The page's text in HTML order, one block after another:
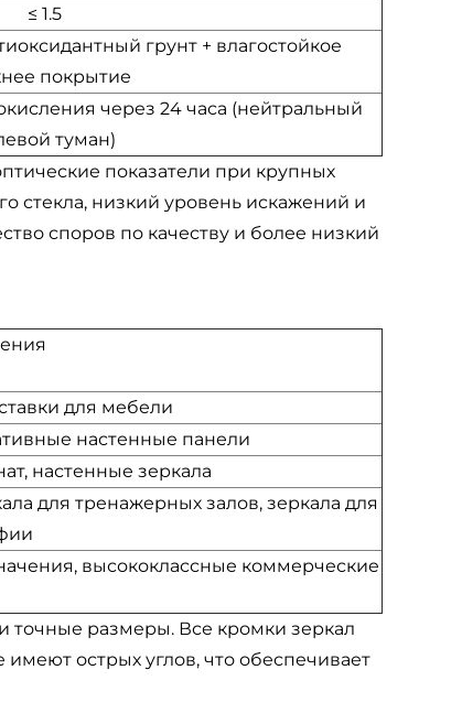
≤ 1.5
грунт + влагостойкое
покрытие
через 24 часа (нейтральный
туман)
показатели при крупных
стекла, низкий уровень искажений и
споров по качеству и более низкий
для мебели
настенные панели
настенные зеркала
для тренажерных залов, зеркала для
высококлассные коммерческие
точные размеры. Все кромки зеркал
острых углов, что обеспечивает